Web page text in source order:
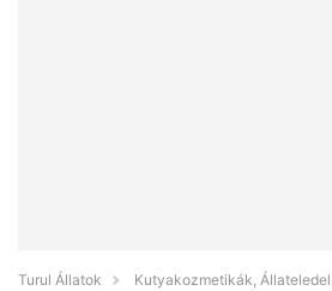
Turul Állatok
Kutyakozmetikák,